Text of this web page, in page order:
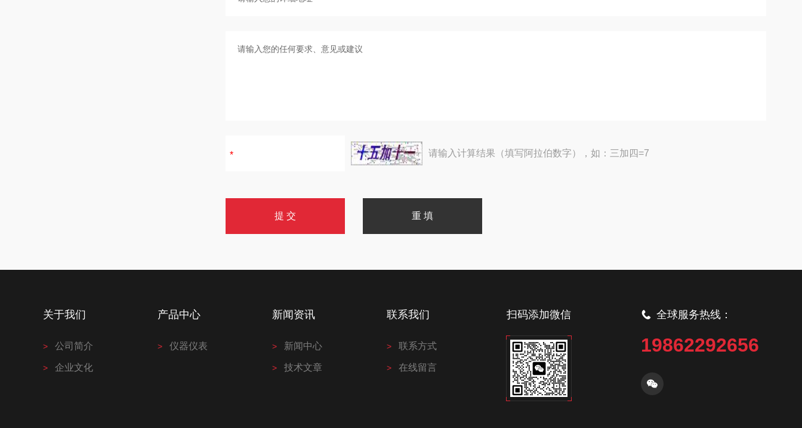
请输入计算结果（填写阿拉伯数字），如：三加四=7
关于我们
公司简介
企业文化
产品中心
仪器仪表
新闻资讯
新闻中心
技术文章
联系我们
联系方式
在线留言
扫码添加微信 全球服务热线：
19862292656